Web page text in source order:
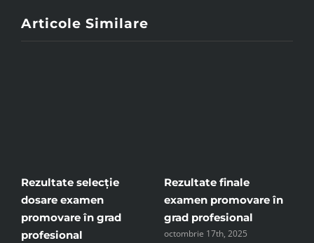
Articole Similare
Rezultate selecție
dosare examen
promovare în grad
profesional
Rezultate finale
examen promovare în
grad profesional
octombrie 17th, 2025